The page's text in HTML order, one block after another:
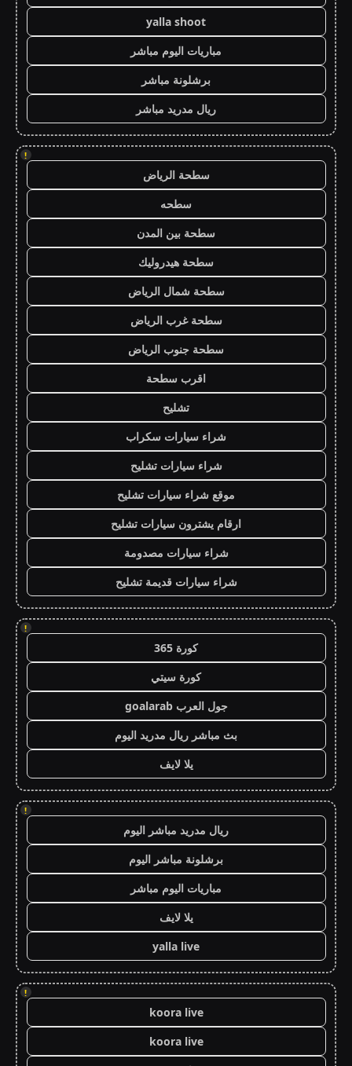
yalla shoot
مباريات اليوم مباشر
برشلونة مباشر
ريال مدريد مباشر
!
سطحة الرياض
سطحه
سطحة بين المدن
سطحة هيدروليك
سطحة شمال الرياض
سطحة غرب الرياض
سطحة جنوب الرياض
اقرب سطحة
تشليح
شراء سيارات سكراب
شراء سيارات تشليح
موقع شراء سيارات تشليح
ارقام يشترون سيارات تشليح
شراء سيارات مصدومة
شراء سيارات قديمة تشليح
!
كورة 365
كورة سيتي
جول العرب goalarab
بث مباشر ريال مدريد اليوم
يلا لايف
!
ريال مدريد مباشر اليوم
برشلونة مباشر اليوم
مباريات اليوم مباشر
يلا لايف
yalla live
!
koora live
koora live